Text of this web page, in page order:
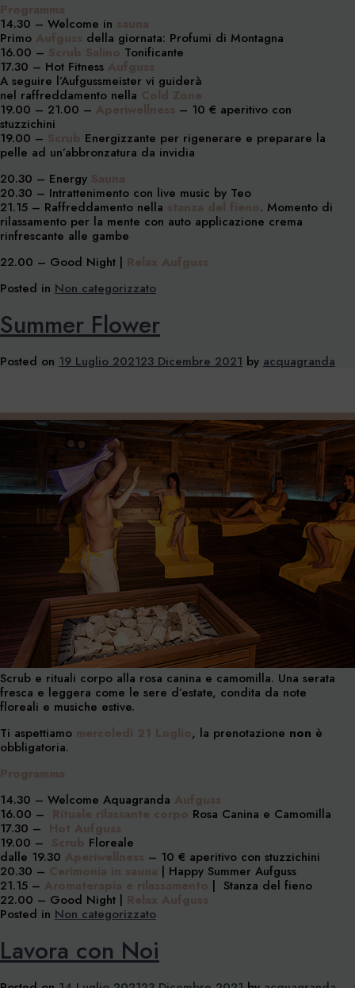
Programma
14.30 – Welcome in sauna
Primo Aufguss della giornata: Profumi di Montagna
16.00 – Scrub Salino Tonificante
17.30 – Hot Fitness Aufguss
A seguire l’Aufgussmeister vi guiderà
nel raffreddamento nella Cold Zone
19.00 – 21.00 – Aperiwellness – 10 € aperitivo con
stuzzichini
19.00 – Scrub Energizzante per rigenerare e preparare la
pelle ad un’abbronzatura da invidia
20.30 – Energy Sauna
20.30 – Intrattenimento con live music by Teo
21.15 – Raffreddamento nella stanza del fieno. Momento di
rilassamento per la mente con auto applicazione crema
rinfrescante alle gambe
22.00 – Good Night | Relax Aufguss
Posted in Non categorizzato
Summer Flower
Posted on 19 Luglio 202123 Dicembre 2021 by acquagranda
Scrub e rituali corpo alla rosa canina e camomilla. Una serata
fresca e leggera come le sere d’estate, condita da note
floreali e musiche estive.
Ti aspettiamo mercoledì 21 Luglio, la prenotazione non è
obbligatoria.
Programma
14.30 – Welcome Aquagranda Aufguss
16.00 – Rituale rilassante corpo Rosa Canina e Camomilla
17.30 – Hot Aufguss
19.00 – Scrub Floreale
dalle 19.30 Aperiwellness – 10 € aperitivo con stuzzichini
20.30 – Cerimonia in sauna | Happy Summer Aufguss
21.15 – Aromaterapia e rilassamento | Stanza del fieno
22.00 – Good Night | Relax Aufguss
Posted in Non categorizzato
Lavora con Noi